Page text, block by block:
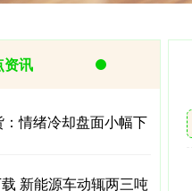
资讯
情绪冷却盘面小幅下
新能源车动辄两三吨